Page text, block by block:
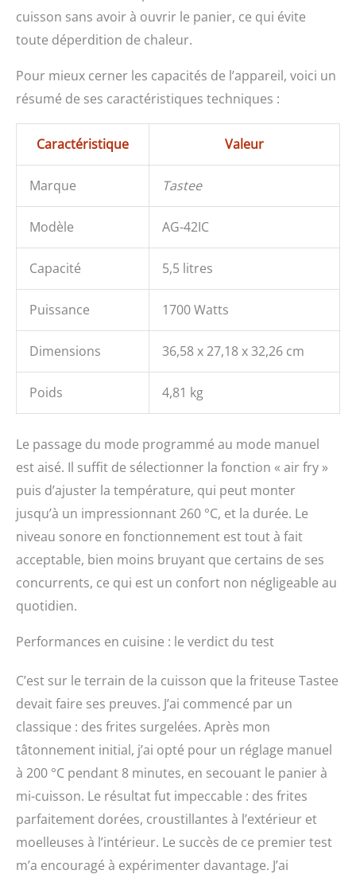
compact avec une
capacité de 5,5 litres,
notre friteuse compacte
préparer rapidement et
facilement des repas
familiaux. Le gril
innovant 2 en 1 est idéal
pour griller du pain ou
[Conseils réfrigérants]
L'utilisation de
l'application est
accéder à toutes les
fonctions sans
application.
cuisson sans avoir à ouvrir le panier, ce qui évite
toute déperdition de chaleur.
Pour mieux cerner les capacités de l’appareil, voici un
résumé de ses caractéristiques techniques :
Caractéristique Valeur
Marque Tastee
Modèle AG-42IC
Capacité 5,5 litres
Puissance 1700 Watts
Dimensions 36,58 x 27,18 x 32,26 cm
Poids 4,81 kg
Le passage du mode programmé au mode manuel
est aisé. Il suffit de sélectionner la fonction « air fry »
puis d’ajuster la température, qui peut monter
jusqu’à un impressionnant 260 °C, et la durée. Le
niveau sonore en fonctionnement est tout à fait
acceptable, bien moins bruyant que certains de ses
concurrents, ce qui est un confort non négligeable au
quotidien.
Performances en cuisine : le verdict du test
C’est sur le terrain de la cuisson que la friteuse Tastee
devait faire ses preuves. J’ai commencé par un
classique : des frites surgelées. Après mon
tâtonnement initial, j’ai opté pour un réglage manuel
à 200 °C pendant 8 minutes, en secouant le panier à
mi-cuisson. Le résultat fut impeccable : des frites
parfaitement dorées, croustillantes à l’extérieur et
moelleuses à l’intérieur. Le succès de ce premier test
m’a encouragé à expérimenter davantage. J’ai